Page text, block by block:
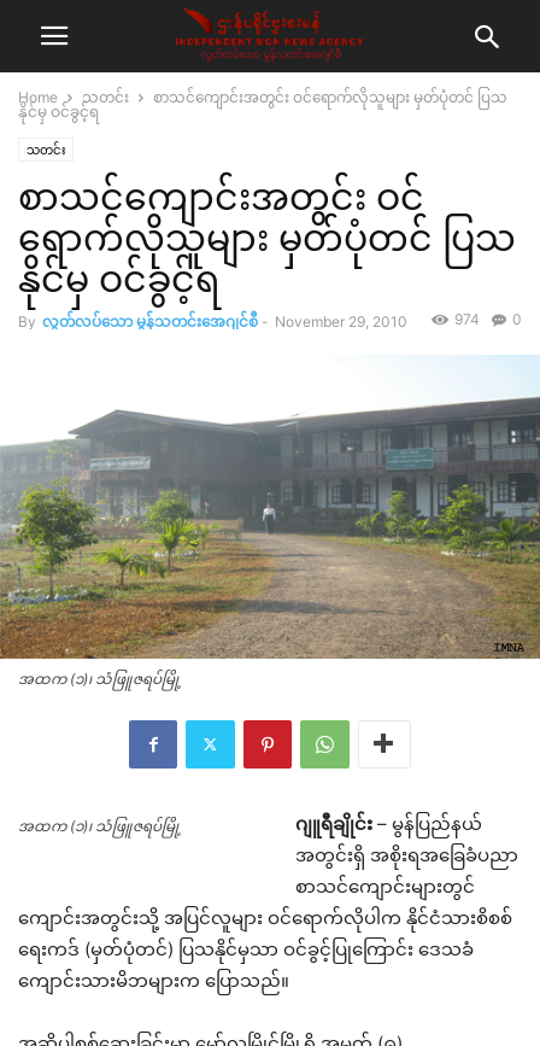
Home သတင်း
စာသင်ကျောင်းအတွင်း ဝင်ရောက်လိုသူများ မှတ်ပုံတင် ပြသ
နိုင်မှ ဝင်ခွင့်ရ
သတင်း
စာသင်ကျောင်းအတွင်း ဝင်
ရောက်လိုသူများ မှတ်ပုံတင် ပြသ
နိုင်မှ ဝင်ခွင့်ရ
By လွတ်လပ်သော မွန်သတင်းအေဂျင်စီ - November 29, 2010 0
974
အထက (၁)၊ သံဖြူဇရပ်မြို့
အထက (၁)၊ သံဖြူဇရပ်မြို့ ဂျူရီချိုင်း – မွန်ပြည်နယ်
အတွင်းရှိ အစိုးရအခြေခံပညာ
စာသင်ကျောင်းများတွင်
ကျောင်းအတွင်းသို့ အပြင်လူများ ဝင်ရောက်လိုပါက နိုင်ငံသားစိစစ်
ရေးကဒ် (မှတ်ပုံတင်) ပြသနိုင်မှသာ ဝင်ခွင့်ပြုကြောင်း ဒေသခံ
ကျောင်းသားမိဘများက ပြောသည်။